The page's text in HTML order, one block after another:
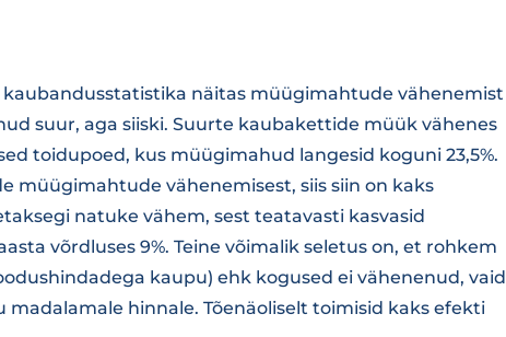
näitas müügimahtude vähenemist
suur, aga siiski. Suurte kaubakettide müük vähenes
toidupoed, kus müügimahud langesid koguni 23,5%.
müügimahtude vähenemisest, siis siin on kaks
natuke vähem, sest teatavasti kasvasid
võrdluses 9%. Teine võimalik seletus on, et rohkem
kaupu) ehk kogused ei vähenenud, vaid
hinnale. Tõenäoliselt toimisid kaks efekti